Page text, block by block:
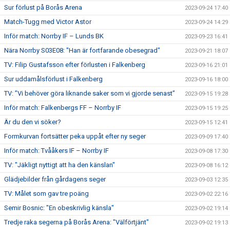
Sur förlust på Borås Arena 2023-09-24 17:40
Match-Tugg med Victor Astor 2023-09-24 14:29
Inför match: Norrby IF – Lunds BK 2023-09-23 16:41
Nära Norrby S03E08: "Han är fortfarande obesegrad" 2023-09-21 18:07
TV: Filip Gustafsson efter förlusten i Falkenberg 2023-09-16 21:01
Sur uddamålsförlust i Falkenberg 2023-09-16 18:00
TV: ”Vi behöver göra liknande saker som vi gjorde senast” 2023-09-15 19:28
Inför match: Falkenbergs FF – Norrby IF 2023-09-15 19:25
Är du den vi söker? 2023-09-15 12:41
Formkurvan fortsätter peka uppåt efter ny seger 2023-09-09 17:40
Inför match: Tvååkers IF – Norrby IF 2023-09-08 17:30
TV: "Jäkligt nyttigt att ha den känslan" 2023-09-08 16:12
Glädjebilder från gårdagens seger 2023-09-03 12:35
TV: Målet som gav tre poäng 2023-09-02 22:16
Semir Bosnic: "En obeskrivlig känsla" 2023-09-02 19:14
Tredje raka segerna på Borås Arena: "Välförtjänt" 2023-09-02 19:13